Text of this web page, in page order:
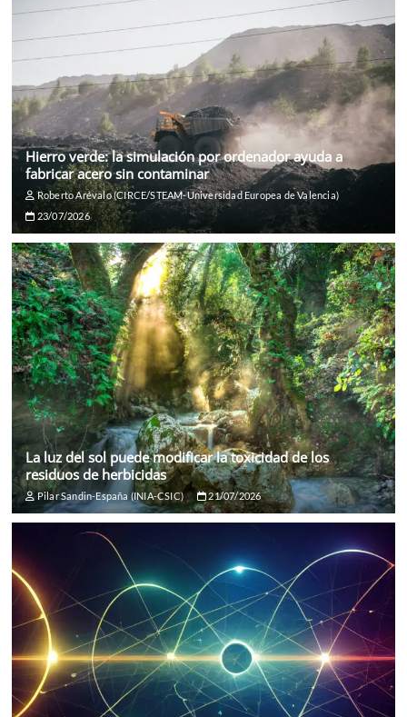
Hierro verde: la simulación por ordenador ayuda a
fabricar acero sin contaminar
Roberto Arévalo (CIRCE/STEAM-Universidad Europea de Valencia)
23/07/2026
La luz del sol puede modificar la toxicidad de los
residuos de herbicidas
Pilar Sandin-España (INIA-CSIC) 21/07/2026